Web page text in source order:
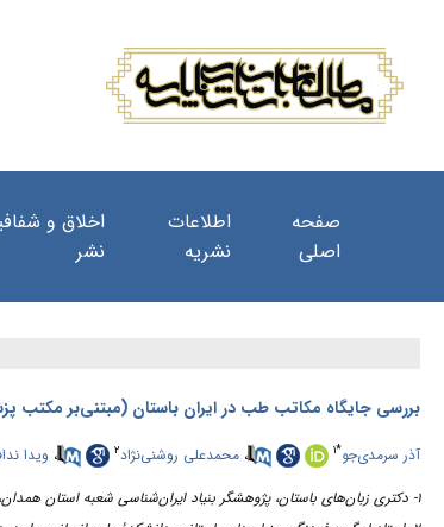
صفحه
اصلی
اطلاعات
نشریه
اخلاق و
نشر
بررسی جایگاه مکاتب طب در ایران باستان (مبتنی‌بر مکتب
آذر سرمدی‌جو*۱ ، محمدعلی روشنی‌نژاد۲ ، ویدا
۱- دکتری زبان‌های باستان‌، پژوهشگر بنیاد ایران‌شناسی شعبه استان همدان، همدان، ایران. ،